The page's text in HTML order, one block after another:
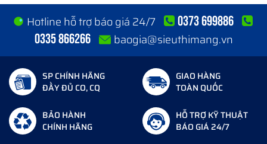
Hotline hỗ trợ báo giá 24/7
0373 699886
0335 866266
baogia@sieuthimang.vn
SP CHÍNH HÃNG
ĐẦY ĐỦ CO, CQ
GIAO HÀNG
TOÀN QUỐC
BẢO HÀNH
CHÍNH HÃNG
HỖ TRỢ KỸ THUẬT
BÁO GIÁ 24/7